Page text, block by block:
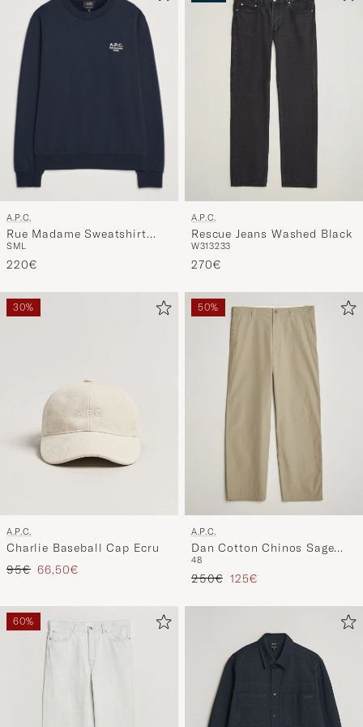
A.P.C.
Rue Madame Sweatshirt
Dark Navy
SML
220€
A.P.C.
Rescue Jeans Washed Black
W313233
270€
30%
A.P.C.
Charlie Baseball Cap Ecru
Regulärer Preis
95€ Reduzierter Preis
66,50€
50%
A.P.C.
Dan Cotton Chinos Sage
Green
48
Regulärer Preis
250€ Reduzierter Preis
125€
60%